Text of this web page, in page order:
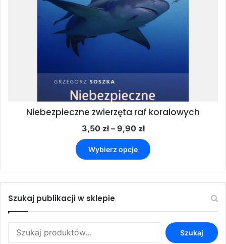
Niebezpieczne zwierzęta raf koralowych
3,50 zł – 9,90 złZakres
cen:
od
3,50 zł
do
9,90 zł
Wybierz opcje
produkt
stronie
Szukaj publikacji w sklepie
Szukaj